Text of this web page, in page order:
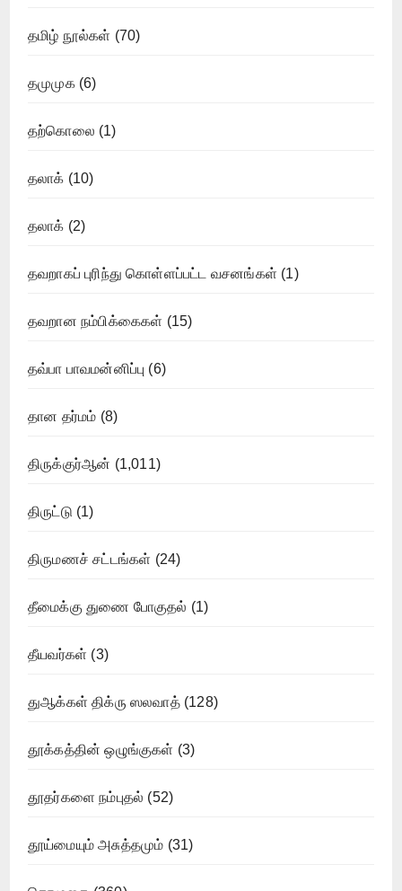
தமிழ் நூல்கள் (70)
தமுமுக(6)
தற்கொலை (1)
தலாக் (10)
தலாக் (2)
தவறாகப் புரிந்து கொள்ளப்பட்ட வசனங்கள் (1)
தவறான நம்பிக்கைகள் (15)
தவ்பா பாவமன்னிப்பு (6)
தான தர்மம் (8)
திருக்குர்ஆன் (1,011)
திருட்டு (1)
திருமணச் சட்டங்கள் (24)
தீமைக்கு துணை போகுதல் (1)
தீயவர்கள் (3)
துஆக்கள் திக்ரு ஸலவாத்(128)
தூக்கத்தின் ஒழுங்குகள் (3)
தூதர்களை நம்புதல் (52)
தூய்மையும் அசுத்தமும் (31)